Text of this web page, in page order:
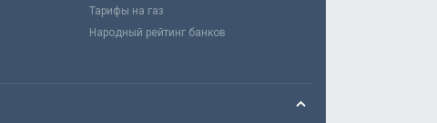
Тарифы на газ
Народный рейтинг банков